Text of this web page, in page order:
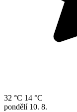
32 °C 14 °C
pondělí 10. 8.